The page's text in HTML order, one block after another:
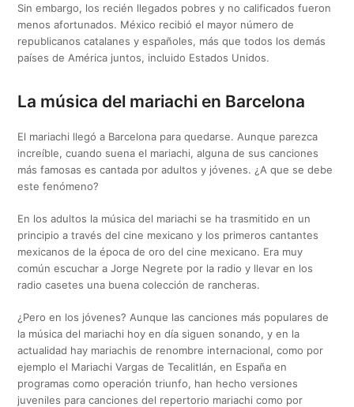
Sin embargo, los recién llegados pobres y no calificados fueron
menos afortunados. México recibió el mayor número de
republicanos catalanes y españoles, más que todos los demás
países de América juntos, incluido Estados Unidos.
La música del mariachi en Barcelona
El mariachi llegó a Barcelona para quedarse. Aunque parezca
increíble, cuando suena el mariachi, alguna de sus canciones
más famosas es cantada por adultos y jóvenes. ¿A que se debe
este fenómeno?
En los adultos la música del mariachi se ha trasmitido en un
principio a través del cine mexicano y los primeros cantantes
mexicanos de la época de oro del cine mexicano. Era muy
común escuchar a Jorge Negrete por la radio y llevar en los
radio casetes una buena colección de rancheras.
¿Pero en los jóvenes? Aunque las canciones más populares de
la música del mariachi hoy en día siguen sonando, y en la
actualidad hay mariachis de renombre internacional, como por
ejemplo el Mariachi Vargas de Tecalitlán, en España en
programas como operación triunfo, han hecho versiones
juveniles para canciones del repertorio mariachi como por